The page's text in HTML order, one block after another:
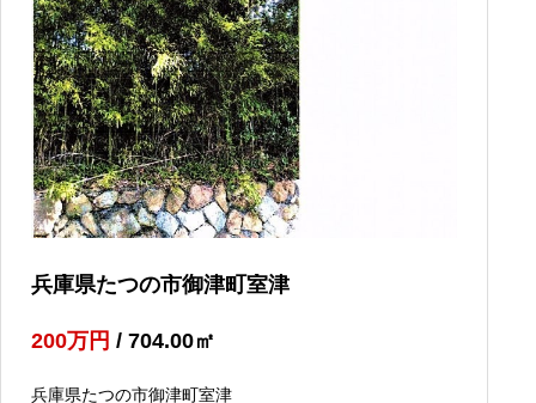
兵庫県たつの市御津町室津
200万円 / 704.00㎡
兵庫県たつの市御津町室津